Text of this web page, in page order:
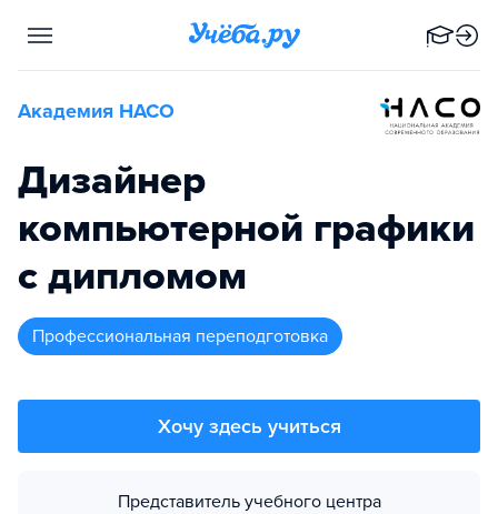
Академия НАСО
Дизайнер
компьютерной графики
с дипломом
профессиональная переподготовка
Хочу здесь учиться
Представитель учебного центра